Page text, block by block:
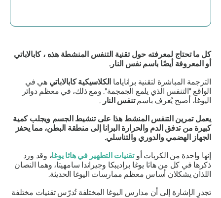
كل ما تحتاج لمعرفته حول تقنية التنفس المنشطة هذه، كابالاباتي
أو المعروفة أيضًا باسم نفس النار.
الترجمة المباشرة لتقنية براناياماالكلاسيكيةكابالاباتيهي في
الواقع "التنفس الذي يلمع الجمجمة". ومع ذلك، في معظم دوائر
اليوغا، أصبح يُعرف باسمتنفس النار.
يعمل تمرين التنفس المنشط هذا على تنشيط الجسم ويجلب كمية
كبيرة من تدفق الدم والحرارةالبراناإلى منطقة البطن، مما يحفز
الجهاز الهضمي والدوري والتناسلي.
إنها واحدة منالكرياتأوتقنيات التطهير في هاثا يوغا،وقد ورد
ذكرها في كل منهاثا يوغا براديبكاوجيرانداسامهيتا، وهما النصان
اللذان يشكلان أساس معظم ممارسات اليوغا الحديثة.
تجدر الإشارة إلى أن مدارس اليوغا المختلفة تُدرّس تقنيات مختلفة